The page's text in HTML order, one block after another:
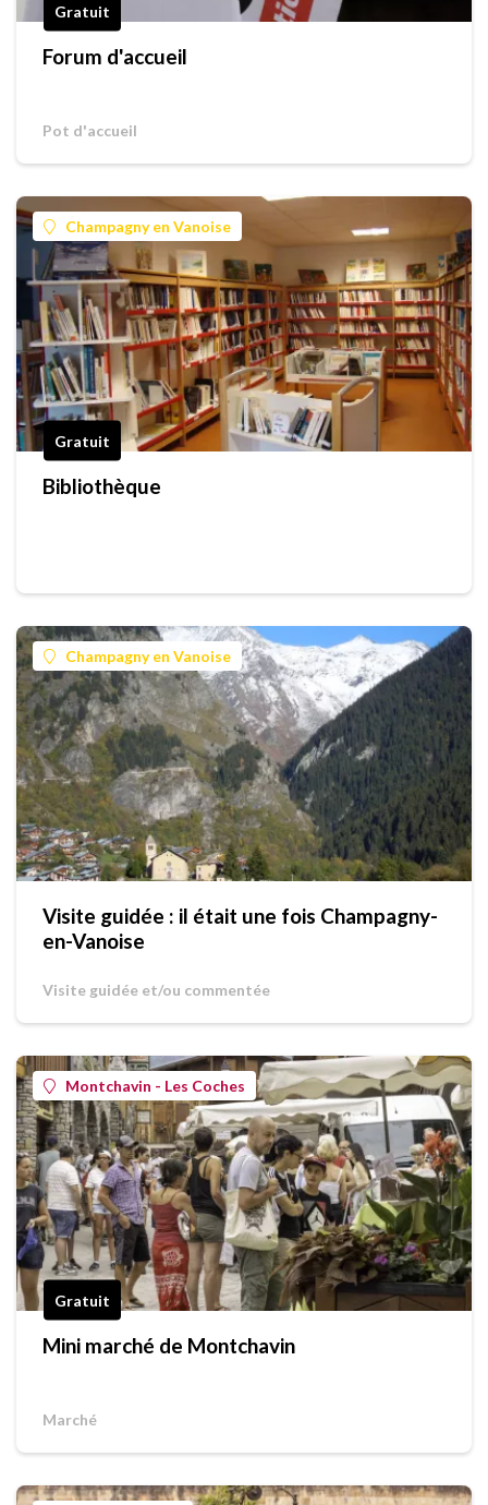
Gratuit
Forum d'accueil
Pot d'accueil
Champagny en Vanoise
Gratuit
Bibliothèque
Champagny en Vanoise
Visite guidée : il était une fois Champagny-
en-Vanoise
Visite guidée et/ou commentée
Montchavin - Les Coches
Gratuit
Mini marché de Montchavin
Marché